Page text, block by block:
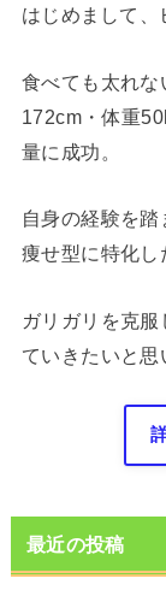
はじめまして、
食べても太れ
172cm・体重
量に成功。
自身の経験を踏
痩せ型に特化し
ガリガリを克服
ていきたいと思
最近の投稿